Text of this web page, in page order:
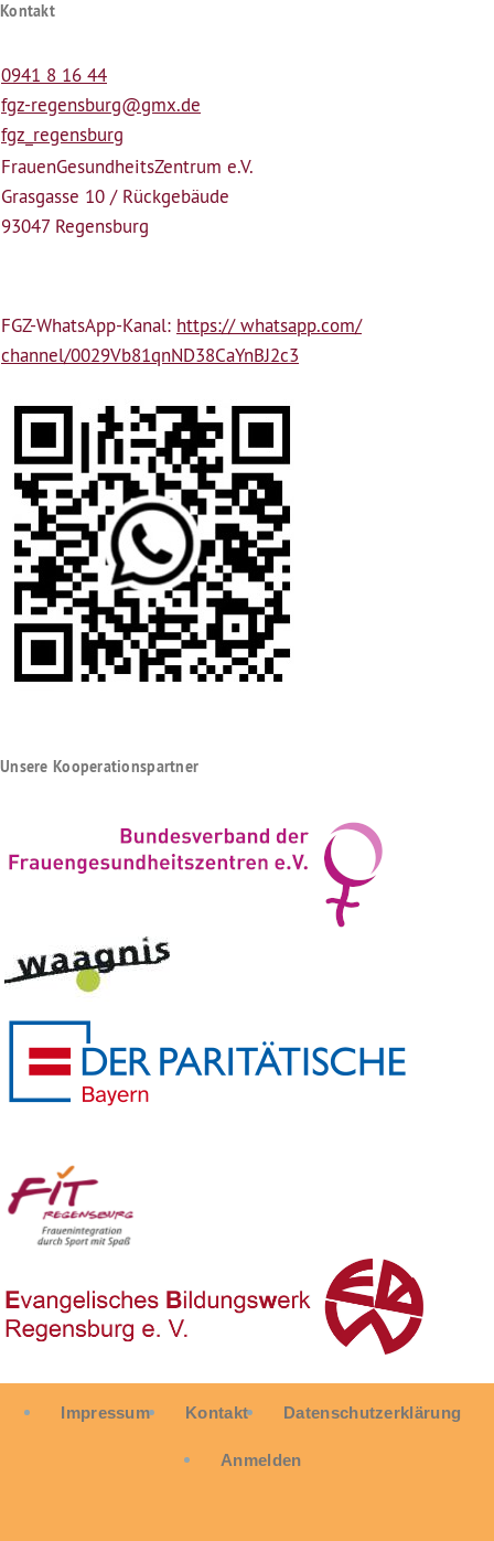
Kontakt
0941 8 16 44
fgz-regensburg@gmx.de
fgz_regensburg
Frauen­Gesundheits­Zentrum e.V.
Grasgasse 10 / Rückgebäude
93047 Regensburg
FGZ-WhatsApp-Kanal: https:// whatsapp.com/
channel/0029Vb81qnND38CaYnBJ2c3
Unsere Kooperationspartner
User
Impressum Kontakt Datenschutzerklärung
Anmelden